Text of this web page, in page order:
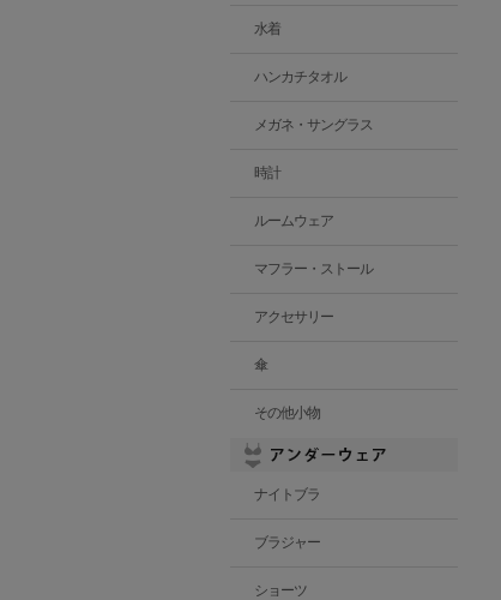
水着
ハンカチタオル
メガネ・サングラス
時計
ルームウェア
マフラー・ストール
アクセサリー
傘
その他小物
ナイトブラ
ブラジャー
ショーツ